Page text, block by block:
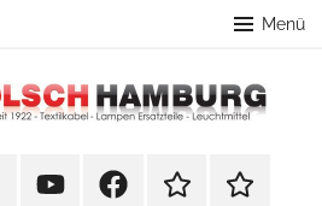
Menü
YouTubeFacebookTikTok Webshop